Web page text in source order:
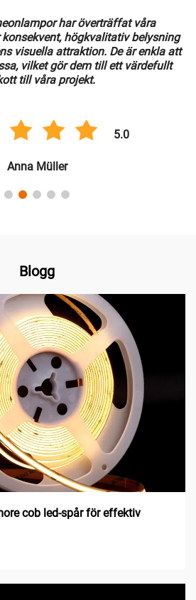
har överträffat våra
högkvalitativ belysning
visuella attraktion. De är enkla att
vilket gör dem till ett värdefullt
till våra projekt.
5.0
Anna Müller
Blogg
cob led-spår för effektiv